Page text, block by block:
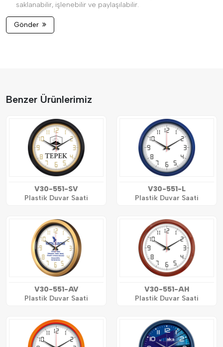
saklanabilir, işlenebilir ve paylaşılabilir.
Gönder
Benzer Ürünlerimiz
V30-551-SV
Plastik Duvar Saati
V30-551-L
Plastik Duvar Saati
V30-551-AV
Plastik Duvar Saati
V30-551-AH
Plastik Duvar Saati